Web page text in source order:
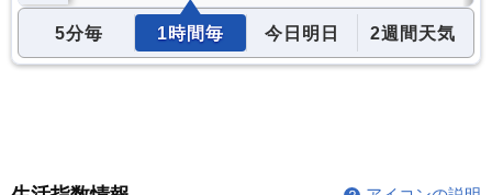
5分毎 1時間毎 今日明日 2週間天気